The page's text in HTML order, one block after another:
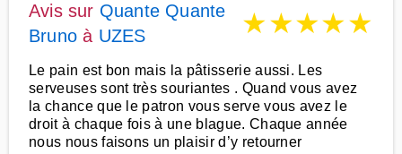
Avis sur Quante Quante
Bruno à UZES ★★★★★
Le pain est bon mais la pâtisserie aussi. Les
serveuses sont très souriantes . Quand vous avez
la chance que le patron vous serve vous avez le
droit à chaque fois à une blague. Chaque année
nous nous faisons un plaisir d’y retourner